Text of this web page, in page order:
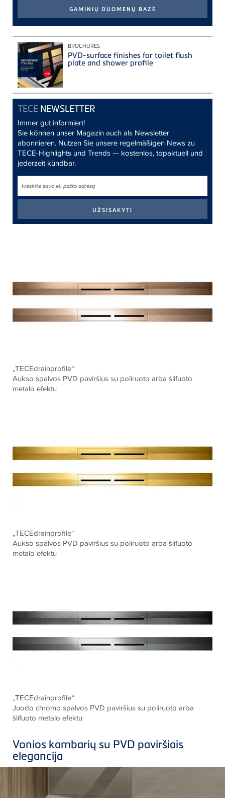
BROCHURES
PVD-surface finishes for toilet flush
plate and shower profile
TECE NEWSLETTER
Immer gut informiert!
Sie können unser Magazin auch als Newsletter
abonnieren. Nutzen Sie unsere regelmäßigen News zu
TECE-Highlights und Trends — kostenlos, topaktuell und
jederzeit kündbar.
„TECEdrainprofile“
Aukso spalvos PVD paviršius su poliruoto arba šlifuoto
metalo efektu
„TECEdrainprofile“
Aukso spalvos PVD paviršius su poliruoto arba šlifuoto
metalo efektu
„TECEdrainprofile“
Juodo chromo spalvos PVD paviršius su poliruoto arba
šlifuoto metalo efektu
Vonios kambarių su PVD paviršiais
elegancija